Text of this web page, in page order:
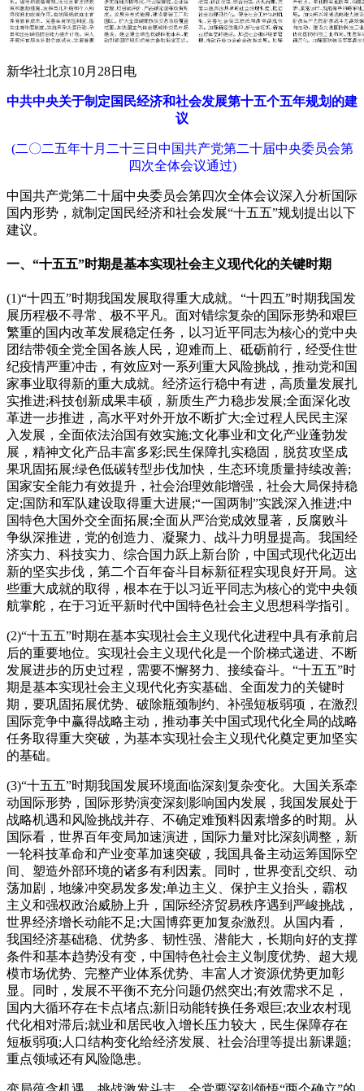
新华社北京10月28日电
中共中央关于制定国民经济和社会发展第十五个五年规划的建
议
(二〇二五年十月二十三日中国共产党第二十届中央委员会第
四次全体会议通过)
中国共产党第二十届中央委员会第四次全体会议深入分析国际
国内形势，就制定国民经济和社会发展“十五五”规划提出以下
建议。
一、“十五五”时期是基本实现社会主义现代化的关键时期
(1)“十四五”时期我国发展取得重大成就。“十四五”时期我国发
展历程极不寻常、极不平凡。面对错综复杂的国际形势和艰巨
繁重的国内改革发展稳定任务，以习近平同志为核心的党中央
团结带领全党全国各族人民，迎难而上、砥砺前行，经受住世
纪疫情严重冲击，有效应对一系列重大风险挑战，推动党和国
家事业取得新的重大成就。经济运行稳中有进，高质量发展扎
实推进;科技创新成果丰硕，新质生产力稳步发展;全面深化改
革进一步推进，高水平对外开放不断扩大;全过程人民民主深
入发展，全面依法治国有效实施;文化事业和文化产业蓬勃发
展，精神文化产品丰富多彩;民生保障扎实稳固，脱贫攻坚成
果巩固拓展;绿色低碳转型步伐加快，生态环境质量持续改善;
国家安全能力有效提升，社会治理效能增强，社会大局保持稳
定;国防和军队建设取得重大进展;“一国两制”实践深入推进;中
国特色大国外交全面拓展;全面从严治党成效显著，反腐败斗
争纵深推进，党的创造力、凝聚力、战斗力明显提高。我国经
济实力、科技实力、综合国力跃上新台阶，中国式现代化迈出
新的坚实步伐，第二个百年奋斗目标新征程实现良好开局。这
些重大成就的取得，根本在于以习近平同志为核心的党中央领
航掌舵，在于习近平新时代中国特色社会主义思想科学指引。
(2)“十五五”时期在基本实现社会主义现代化进程中具有承前启
后的重要地位。实现社会主义现代化是一个阶梯式递进、不断
发展进步的历史过程，需要不懈努力、接续奋斗。“十五五”时
期是基本实现社会主义现代化夯实基础、全面发力的关键时
期，要巩固拓展优势、破除瓶颈制约、补强短板弱项，在激烈
国际竞争中赢得战略主动，推动事关中国式现代化全局的战略
任务取得重大突破，为基本实现社会主义现代化奠定更加坚实
的基础。
(3)“十五五”时期我国发展环境面临深刻复杂变化。大国关系牵
动国际形势，国际形势演变深刻影响国内发展，我国发展处于
战略机遇和风险挑战并存、不确定难预料因素增多的时期。从
国际看，世界百年变局加速演进，国际力量对比深刻调整，新
一轮科技革命和产业变革加速突破，我国具备主动运筹国际空
间、塑造外部环境的诸多有利因素。同时，世界变乱交织、动
荡加剧，地缘冲突易发多发;单边主义、保护主义抬头，霸权
主义和强权政治威胁上升，国际经济贸易秩序遇到严峻挑战，
世界经济增长动能不足;大国博弈更加复杂激烈。从国内看，
我国经济基础稳、优势多、韧性强、潜能大，长期向好的支撑
条件和基本趋势没有变，中国特色社会主义制度优势、超大规
模市场优势、完整产业体系优势、丰富人才资源优势更加彰
显。同时，发展不平衡不充分问题仍然突出;有效需求不足，
国内大循环存在卡点堵点;新旧动能转换任务艰巨;农业农村现
代化相对滞后;就业和居民收入增长压力较大，民生保障存在
短板弱项;人口结构变化给经济发展、社会治理等提出新课题;
重点领域还有风险隐患。